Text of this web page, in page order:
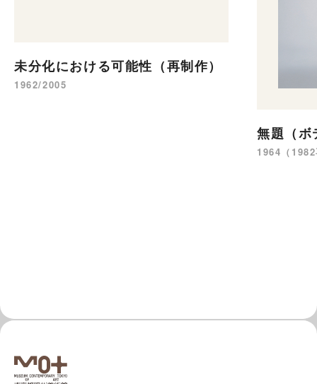
未分化における可能性（再制作）
1962/2005
無題（ボ
1964（